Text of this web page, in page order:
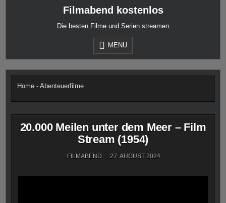
Filmabend kostenlos
Die besten Filme und Serien streamen
MENU
Home -Abenteuerfilme
20.000 Meilen unter dem Meer – Film
Stream (1954)
FILMABEND 27. AUGUST 2024